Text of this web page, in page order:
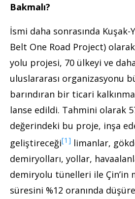
Bakmalı?
İsmi daha sonrasında Kuşak-
Belt One Road Project)
yolu projesi, 70 ülkeyi ve
uluslararası organizasyonu
barındıran bir ticari
lanse edildi. Tahmini olarak
değerindeki bu proje, inşa
geliştireceği[1] limanlar,
demiryolları, yollar,
demiryolu tünelleri ile Çin’in
süresini %12 oranında